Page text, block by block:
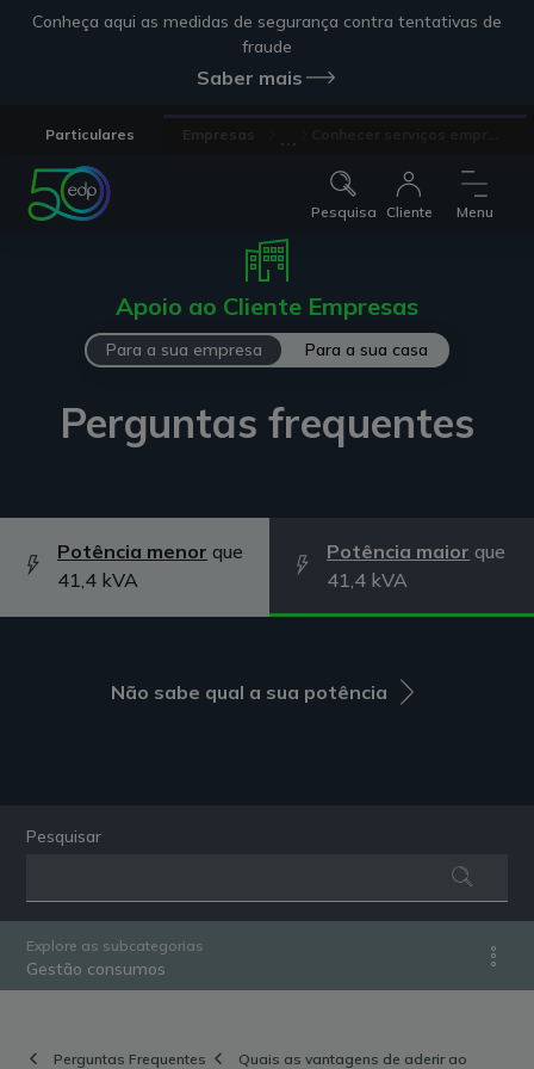
Conheça aqui as medidas de segurança contra tentativas de
fraude
Saber mais
Particulares
Pesquisa Cliente Menu
Apoio ao Cliente Empresas
Para a sua empresa Para a sua casa
Perguntas frequentes
Potência menor que
41,4 kVA
Potência maior que
41,4 kVA
Não sabe qual a sua potência
Pesquisar
Explore as subcategorias
Gestão consumos
Perguntas Frequentes
Quais as vantagens de aderir ao